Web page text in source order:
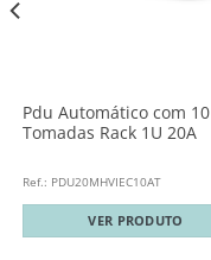
Pdu Automático com 10
Tomadas Rack 1U 20A
Ref.: PDU20MHVIEC10AT
VER PRODUTO